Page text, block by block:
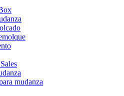
mudanza